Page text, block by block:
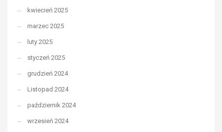
kwiecień 2025
marzec 2025
luty 2025
styczeń 2025
grudzień 2024
Listopad 2024
październik 2024
wrzesień 2024